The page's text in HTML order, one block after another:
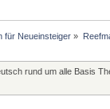
für Neueinsteiger »
rund um alle Basis